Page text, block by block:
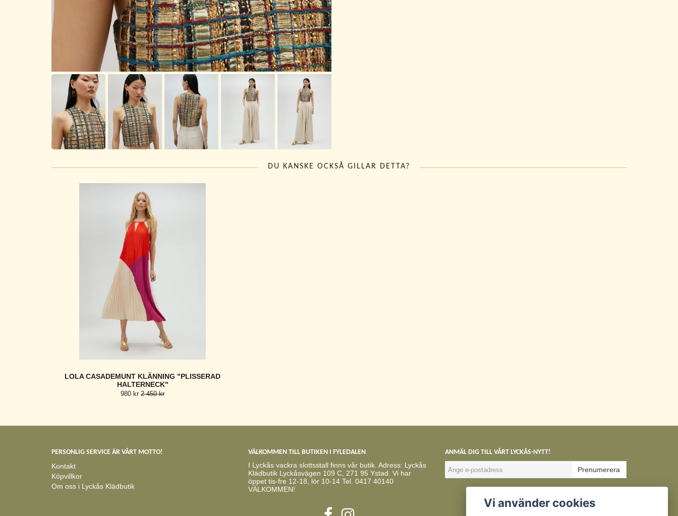
DU KANSKE OCKSÅ GILLAR DETTA?
LOLA CASADEMUNT KLÄNNING "PLISSERAD
HALTERNECK"
980 kr 2 450 kr
PERSONLIG SERVICE ÄR VÅRT MOTTO!
Kontakt
Köpvillkor
Om oss i Lyckås Klädbutik
VÄLKOMMEN TILL BUTIKEN I FYLEDALEN
I Lyckås vackra slottsstall finns vår butik. Adress: Lyckås
Klädbutik Lyckåsvägen 109 C, 271 95 Ystad. Vi har
öppet tis-fre 12-18, lör 10-14 Tel. 0417 40140
VÄLKOMMEN!
ANMÄL DIG TILL VÅRT LYCKÅS-NYTT!
Prenumerera
Vi använder cookies